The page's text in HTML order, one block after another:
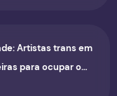
Artistas trans em
para ocupar o